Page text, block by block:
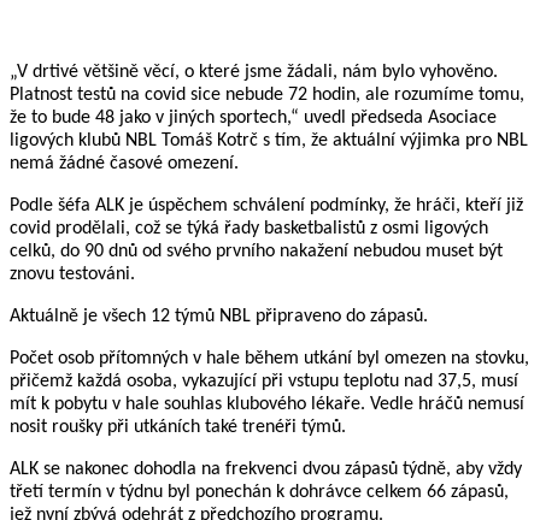
„V drtivé většině věcí, o které jsme žádali, nám bylo vyhověno.
Platnost testů na covid sice nebude 72 hodin, ale rozumíme tomu,
že to bude 48 jako v jiných sportech,“ uvedl předseda Asociace
ligových klubů NBL Tomáš Kotrč s tím, že aktuální výjimka pro NBL
nemá žádné časové omezení.
Podle šéfa ALK je úspěchem schválení podmínky, že hráči, kteří již
covid prodělali, což se týká řady basketbalistů z osmi ligových
celků, do 90 dnů od svého prvního nakažení nebudou muset být
znovu testováni.
Aktuálně je všech 12 týmů NBL připraveno do zápasů.
Počet osob přítomných v hale během utkání byl omezen na stovku,
přičemž každá osoba, vykazující při vstupu teplotu nad 37,5, musí
mít k pobytu v hale souhlas klubového lékaře. Vedle hráčů nemusí
nosit roušky při utkáních také trenéři týmů.
ALK se nakonec dohodla na frekvenci dvou zápasů týdně, aby vždy
třetí termín v týdnu byl ponechán k dohrávce celkem 66 zápasů,
jež nyní zbývá odehrát z předchozího programu.